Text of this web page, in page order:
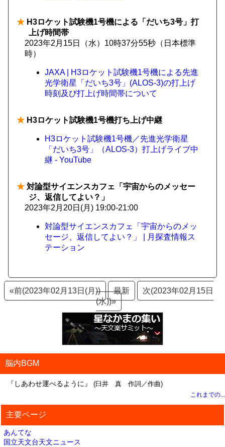
★ H3ロケット試験機1号機による「だいち3号」打
上げ時間帯
2023年2月15日（水）10時37分55秒（日本標準
時）
JAXA | H3ロケット試験機1号機による先進
光学衛星「だいち3号」(ALOS-3)の打上げ
時刻及び打上げ時間帯について
★ H3ロケット試験機1号機打ち上げ中継
H3ロケット試験機1号機／先進光学衛星
「だいち3号」（ALOS-3）打上げライブ中
継 - YouTube
★ 対論型サイエンスカフェ「宇宙からのメッセー
ジ、返信してよい？」
2023年2月20日(月) 19:00-21:00
対論型サイエンスカフェ「宇宙からのメッ
セージ、返信してよい？」 | 月探査情報ス
テーション
«前(2023年02月13日(月)) 最新
次(2023年02月15日
(水))»
脳内BGM
『しあわせ運べるように』 (臼井 真 作詞／作曲)
これまでの...
主要ページ
あんてな
国立天文台天文ニュース